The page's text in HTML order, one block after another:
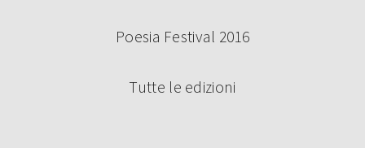
Poesia Festival 2016
Tutte le edizioni